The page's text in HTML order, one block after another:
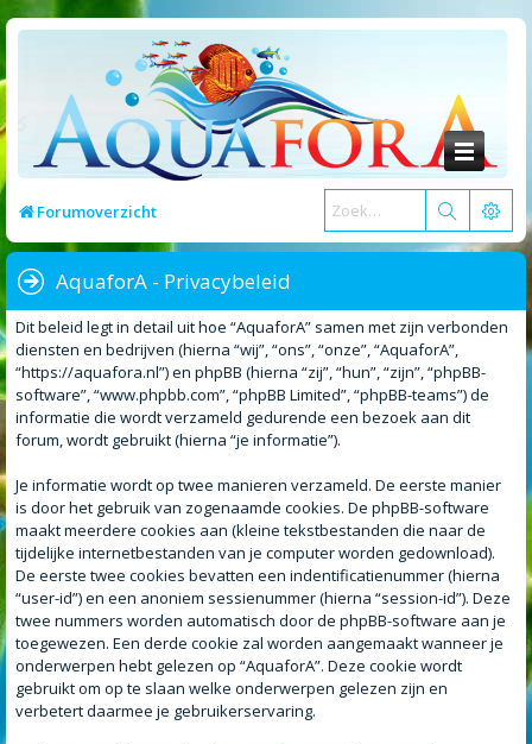
Forumoverzicht
AquaforA - Privacybeleid
Dit beleid legt in detail uit hoe “AquaforA” samen met zijn verbonden
diensten en bedrijven (hierna “wij”, “ons”, “onze”, “AquaforA”,
“https://aquafora.nl”) en phpBB (hierna “zij”, “hun”, “zijn”, “phpBB-
software”, “www.phpbb.com”, “phpBB Limited”, “phpBB-teams”) de
informatie die wordt verzameld gedurende een bezoek aan dit
forum, wordt gebruikt (hierna “je informatie”).
Je informatie wordt op twee manieren verzameld. De eerste manier
is door het gebruik van zogenaamde cookies. De phpBB-software
maakt meerdere cookies aan (kleine tekstbestanden die naar de
tijdelijke internetbestanden van je computer worden gedownload).
De eerste twee cookies bevatten een indentificatienummer (hierna
“user-id”) en een anoniem sessienummer (hierna “session-id”). Deze
twee nummers worden automatisch door de phpBB-software aan je
toegewezen. Een derde cookie zal worden aangemaakt wanneer je
onderwerpen hebt gelezen op “AquaforA”. Deze cookie wordt
gebruikt om op te slaan welke onderwerpen gelezen zijn en
verbetert daarmee je gebruikerservaring.